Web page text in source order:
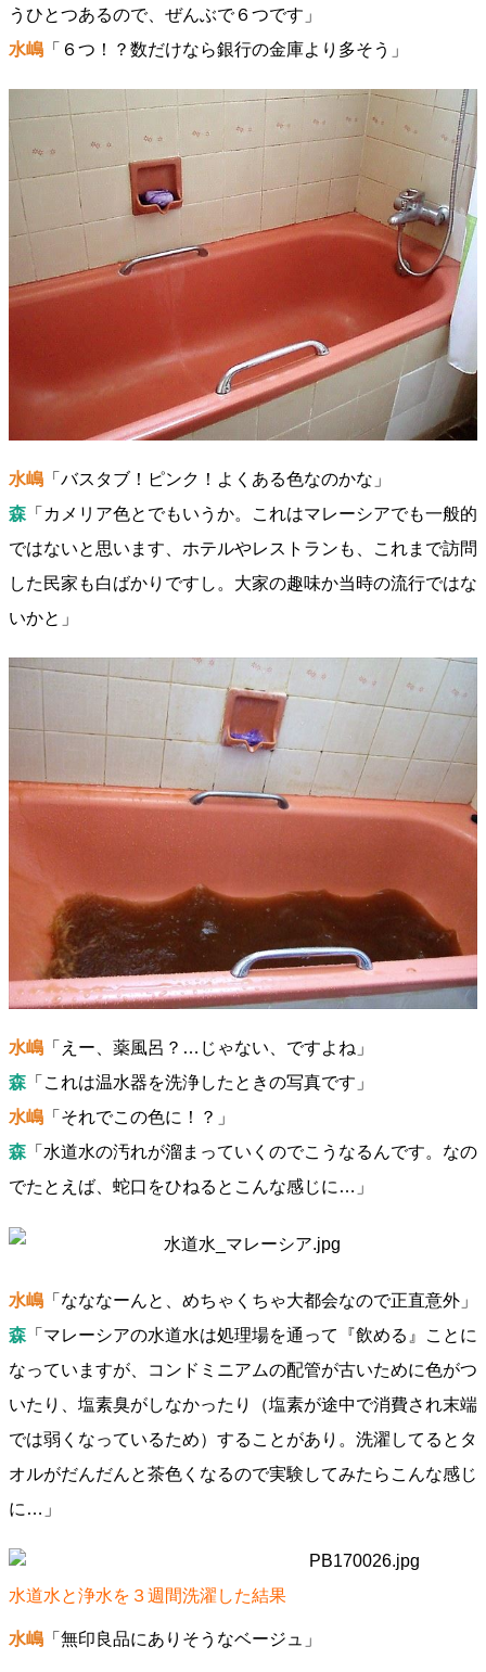
うひとつあるので、ぜんぶで６つです」
水嶋 「６つ！？数だけなら銀行の金庫より多そう」
水嶋 「バスタブ！ピンク！よくある色なのかな」
森「カメリア色とでもいうか。これはマレーシアでも一般的
ではないと思います、ホテルやレストランも、これまで訪問
した民家も白ばかりですし。大家の趣味か当時の流行ではな
いかと」
水嶋 「えー、薬風呂？…じゃない、ですよね」
森「これは温水器を洗浄したときの写真です」
水嶋 「それでこの色に！？」
森「水道水の汚れが溜まっていくのでこうなるんです。なの
でたとえば、蛇口をひねるとこんな感じに…」
水嶋 「なななーんと、めちゃくちゃ大都会なので正直意外」
森 「マレーシアの水道水は処理場を通って『飲める』ことに
なっていますが、コンドミニアムの配管が古いために色がつ
いたり、塩素臭がしなかったり（塩素が途中で消費され末端
では弱くなっているため）することがあり。洗濯してるとタ
オルがだんだんと茶色くなるので実験してみたらこんな感じ
に…」
水道水と浄水を３週間洗濯した結果
水嶋 「無印良品にありそうなベージュ」